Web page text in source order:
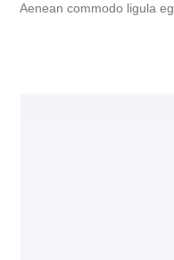
Aenean commodo ligula